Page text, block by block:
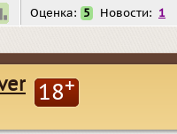
Оценка: 5 Новости: 1
18+